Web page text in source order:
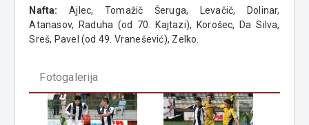
Nafta:
Ajlec, Tomažič Šeruga, Levačič, Dolinar,
Atanasov, Raduha (od 70. Kajtazi), Korošec, Da Silva,
Sreš, Pavel (od 49. Vranešević), Zelko.
Fotogalerija